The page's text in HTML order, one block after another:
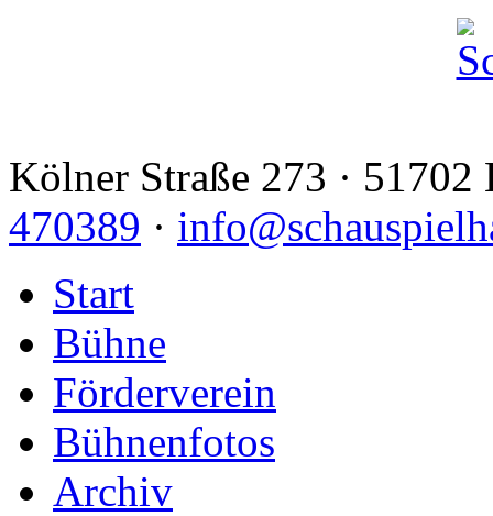
Kölner Straße 273 · 51702
470389 ·
Start
Bühne
Förderverein
Bühnenfotos
Archiv